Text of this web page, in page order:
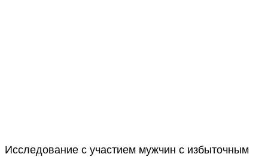
Исследование с участием мужчин с избыточным